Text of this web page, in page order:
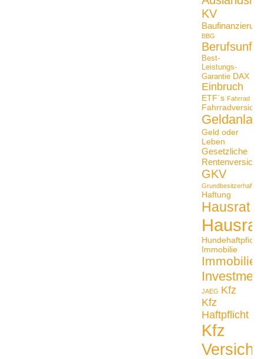
KV
Baufinanzierung
BBG
Best-
Leistungs-
Garantie DAX
Einbruch
ETF´s Fahrrad
Geld oder
Leben
Gesetzliche
GKV
Haftung
Hausrat
Hundehaftpficht
Immobilie
JAEG Kfz
Kfz
Haftpflicht
Kfz